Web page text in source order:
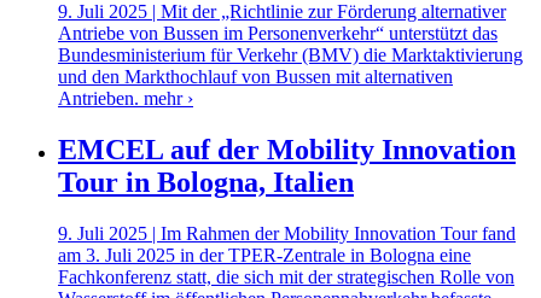
9. Juli 2025 | Mit der „Richtlinie zur Förderung alternativer
Antriebe von Bussen im Personenverkehr“ unterstützt das
Bundesministerium für Verkehr (BMV) die Marktaktivierung
und den Markthochlauf von Bussen mit alternativen
Antrieben. mehr ›
EMCEL auf der Mobility Innovation
Tour in Bologna, Italien
9. Juli 2025 | Im Rahmen der Mobility Innovation Tour fand
am 3. Juli 2025 in der TPER-Zentrale in Bologna eine
Fachkonferenz statt, die sich mit der strategischen Rolle von